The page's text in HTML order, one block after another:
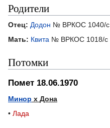
Родители
Отец: Додон № ВРКОС 1040/с
Мать: Квита № ВРКОС 1018/с
Потомки
Помет 18.06.1970
Минор x Дона
• Лада